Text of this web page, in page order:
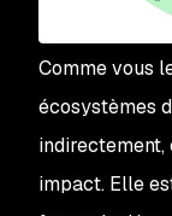
Comme vous
écosystèmes
indirectement,
impact. Elle